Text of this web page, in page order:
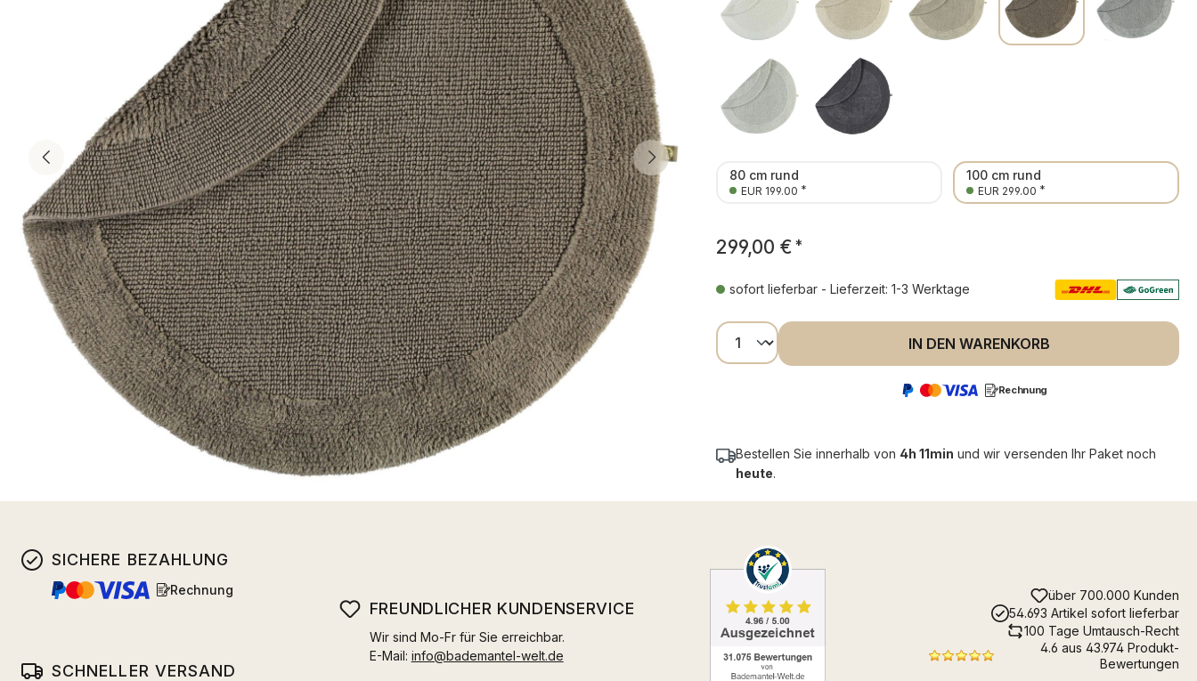
80 cm rund
EUR 199.00 *
100 cm rund
EUR 299.00 *
299,00 € *
sofort lieferbar - Lieferzeit: 1-3 Werktage
Produkt Anzahl: Gib den gewünschten Wert
IN DEN WARENKORB
Rechnung
Bestellen Sie innerhalb von 4h 11min und wir versenden Ihr Paket noch
heute.
SICHERE BEZAHLUNG
Rechnung
SCHNELLER VERSAND
FREUNDLICHER KUNDENSERVICE
Wir sind Mo-Fr für Sie erreichbar.
E-Mail: info@bademantel-welt.de
über 700.000 Kunden
54.693 Artikel sofort lieferbar
100 Tage Umtausch-Recht
4.6 aus 43.974 Produkt-
Bewertungen